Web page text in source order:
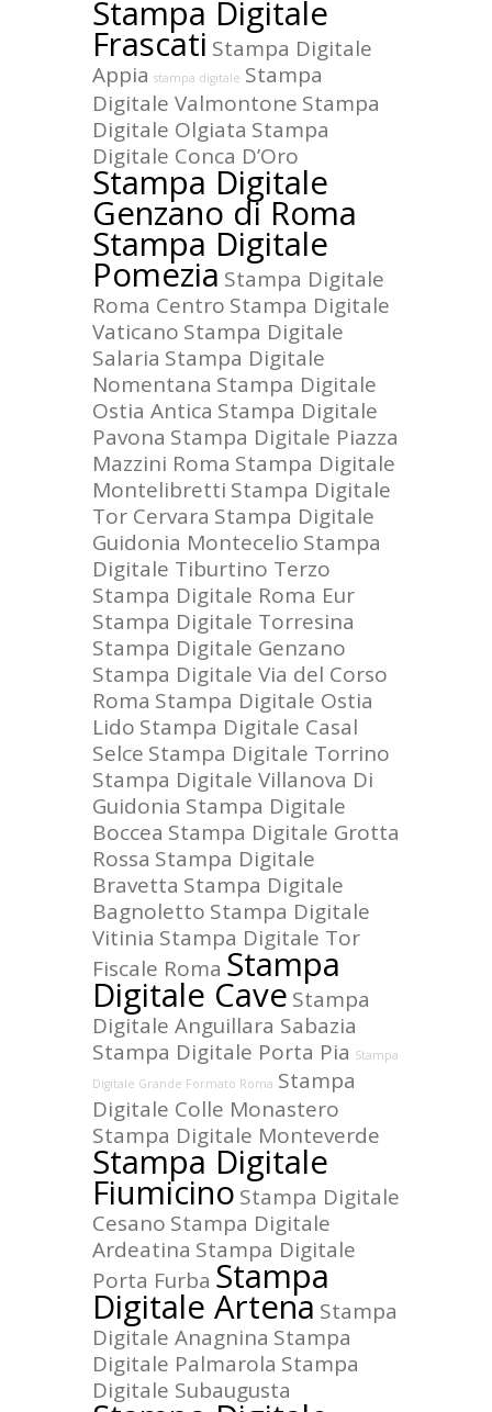
Stampa Digitale
Frascati Stampa Digitale
Appia stampa digitale Stampa
Digitale Valmontone Stampa
Digitale Olgiata Stampa
Digitale Conca D’Oro
Stampa Digitale
Genzano di Roma
Stampa Digitale
Pomezia Stampa Digitale
Roma Centro Stampa Digitale
Vaticano Stampa Digitale
Salaria Stampa Digitale
Nomentana Stampa Digitale
Ostia Antica Stampa Digitale
Pavona Stampa Digitale Piazza
Mazzini Roma Stampa Digitale
Montelibretti Stampa Digitale
Tor Cervara Stampa Digitale
Guidonia Montecelio Stampa
Digitale Tiburtino Terzo
Stampa Digitale Roma Eur
Stampa Digitale Torresina
Stampa Digitale Genzano
Stampa Digitale Via del Corso
Roma Stampa Digitale Ostia
Lido Stampa Digitale Casal
Selce Stampa Digitale Torrino
Stampa Digitale Villanova Di
Guidonia Stampa Digitale
Boccea Stampa Digitale Grotta
Rossa Stampa Digitale
Bravetta Stampa Digitale
Bagnoletto Stampa Digitale
Vitinia Stampa Digitale Tor
Fiscale Roma Stampa
Digitale Cave Stampa
Digitale Anguillara Sabazia
Stampa Digitale Porta Pia Stampa
Digitale Grande Formato Roma Stampa
Digitale Colle Monastero
Stampa Digitale Monteverde
Stampa Digitale
Fiumicino Stampa Digitale
Cesano Stampa Digitale
Ardeatina Stampa Digitale
Porta Furba Stampa
Digitale Artena Stampa
Digitale Anagnina Stampa
Digitale Palmarola Stampa
Digitale Subaugusta